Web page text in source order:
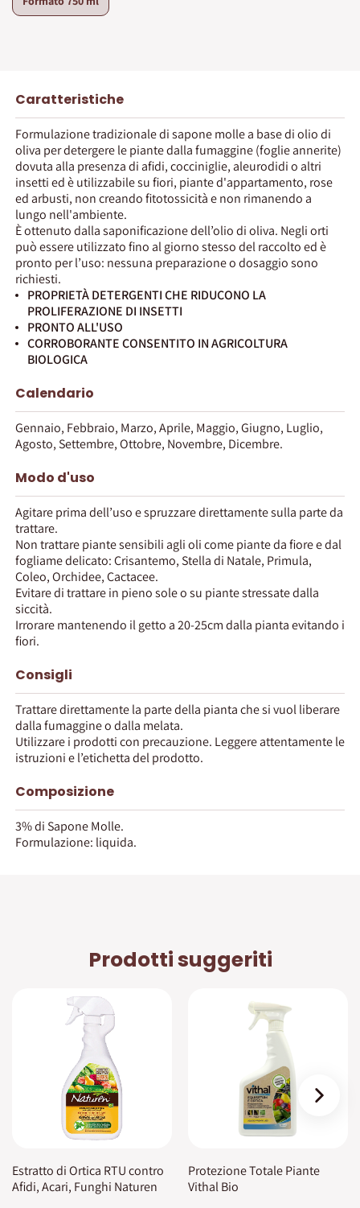
Caratteristiche
Formulazione tradizionale di sapone molle a base di olio di
oliva per detergere le piante dalla fumaggine (foglie annerite)
dovuta alla presenza di afidi, cocciniglie, aleurodidi o altri
insetti ed è utilizzabile su fiori, piante d'appartamento, rose
ed arbusti, non creando fitotossicità e non rimanendo a
lungo nell'ambiente.
È ottenuto dalla saponificazione dell’olio di oliva. Negli orti
può essere utilizzato fino al giorno stesso del raccolto ed è
pronto per l’uso: nessuna preparazione o dosaggio sono
richiesti.
PROPRIETÀ DETERGENTI CHE RIDUCONO LA
PROLIFERAZIONE DI INSETTI
PRONTO ALL'USO
CORROBORANTE CONSENTITO IN AGRICOLTURA
BIOLOGICA
Calendario
Gennaio, Febbraio, Marzo, Aprile, Maggio, Giugno, Luglio,
Agosto, Settembre, Ottobre, Novembre, Dicembre.
Modo d'uso
Agitare prima dell’uso e spruzzare direttamente sulla parte da
trattare.
Non trattare piante sensibili agli oli come piante da fiore e dal
fogliame delicato: Crisantemo, Stella di Natale, Primula,
Coleo, Orchidee, Cactacee.
Evitare di trattare in pieno sole o su piante stressate dalla
siccità.
Irrorare mantenendo il getto a 20-25cm dalla pianta evitando i
fiori.
Consigli
Trattare direttamente la parte della pianta che si vuol liberare
dalla fumaggine o dalla melata.
Utilizzare i prodotti con precauzione. Leggere attentamente le
istruzioni e l’etichetta del prodotto.
Composizione
3% di Sapone Molle.
Formulazione: liquida.
Prodotti suggeriti
Estratto di Ortica RTU contro
Afidi, Acari, Funghi Naturen
Protezione Totale Piante
Vithal Bio
›